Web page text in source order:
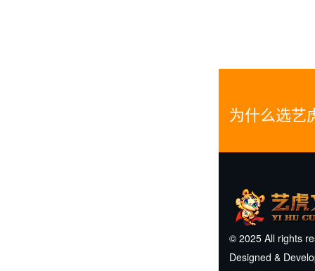
为什么选艺
© 2025 All rights
Designed &